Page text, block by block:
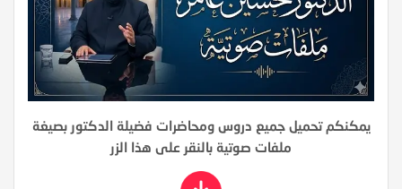
يمكنكم تحميل جميع دروس ومحاضرات فضيلة الدكتور بصيغة
ملفات صوتية بالنقر على هذا الزر